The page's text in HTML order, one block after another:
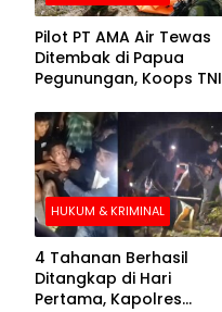
Pilot PT AMA Air Tewas
Ditembak di Papua
Pegunungan, Koops TNI
Evakuasi Jenazah
Korban
HUKUM & KRIMINAL
4 Tahanan Berhasil
Ditangkap di Hari
Pertama, Kapolres